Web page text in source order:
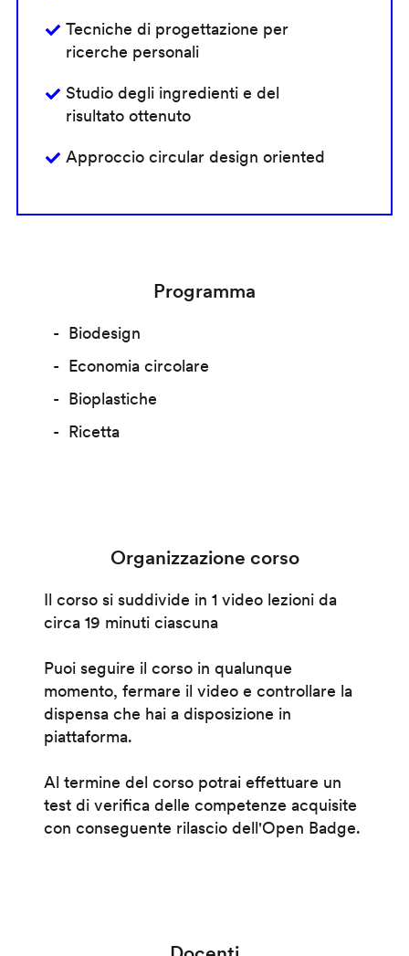
Tecniche di progettazione per
ricerche personali
Studio degli ingredienti e del
risultato ottenuto
Approccio circular design oriented
Programma
Biodesign
Economia circolare
Bioplastiche
Ricetta
Organizzazione corso
Il corso si suddivide in 1 video lezioni da
circa 19 minuti ciascuna
Puoi seguire il corso in qualunque
momento, fermare il video e controllare la
dispensa che hai a disposizione in
piattaforma.
Al termine del corso potrai effettuare un
test di verifica delle competenze acquisite
con conseguente rilascio dell'Open Badge.